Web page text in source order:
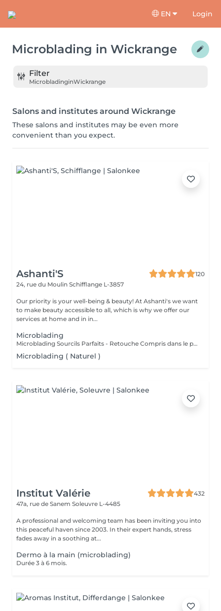
EN Login
Microblading in Wickrange
Filter
MicrobladinginWickrange
Salons and institutes around Wickrange
These salons and institutes may be even more
convenient than you expect.
Ashanti'S
120
24, rue du Moulin Schifflange L-3857
Our priority is your well-being & beauty! At Ashanti's we want
to make beauty accessible to all, which is why we offer our
services at home and in in...
Microblading
Microblading Sourcils Parfaits - Retouche Compris dans le prix. Un sourcil dessiné avec précision poil à poil, pour un résultat ultra-naturel qui sublime votre regard. Chaque prestation est personnalisée selon la forme de votre visage, votre style et vos envies, pour un effet harmonieux et élégant. Bienfaits : Sourcils pleins et parfaitement dessinés Résultat naturel, comme vos vrais poils Gain de temps au quotidien : fini le maquillage des sourcils Retouche possible pour un effet durable Résultat : un regard sublimé, structuré et naturel, qui attire tous les regards Sur rendez-vous !
Microblading ( Naturel )
Institut Valérie
432
47a, rue de Sanem Soleuvre L-4485
A professional and welcoming team has been inviting you into
this peaceful haven since 2003. In their expert hands, stress
fades away in a soothing at...
Dermo à la main (microblading)
Durée 3 à 6 mois.